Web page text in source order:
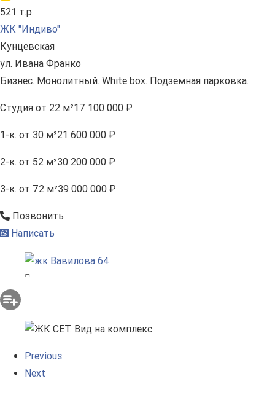
521 т.р.
ЖК "Индиво"
Кунцевская
ул. Ивана Франко
Бизнес. Монолитный. White box. Подземная парковка.
Студия от 22 м²17 100 000 ₽
1-к. от 30 м²21 600 000 ₽
2-к. от 52 м²30 200 000 ₽
3-к. от 72 м²39 000 000 ₽
Позвонить
Написать
Previous
Next